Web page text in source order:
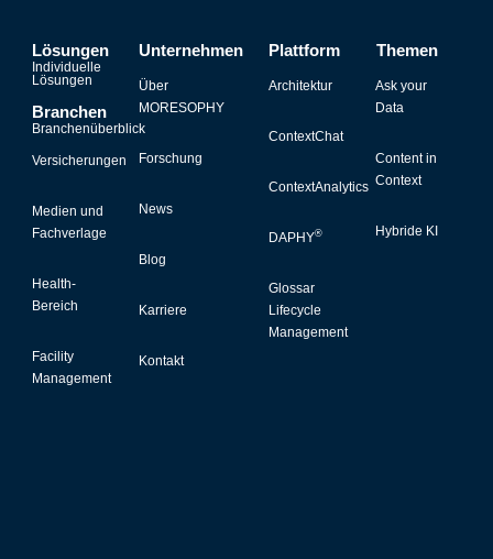
Lösungen
Individuelle
Lösungen
Branchen
Branchenüberblick
Versicherungen
Medien und
Fachverlage
Health-
Bereich
Facility
Management
Unternehmen
Über
MORESOPHY
Forschung
News
Blog
Karriere
Kontakt
Plattform
Architektur
ContextChat
ContextAnalytics
DAPHY®
Glossar
Lifecycle
Management
Themen
Ask your
Data
Content in
Context
Hybride KI